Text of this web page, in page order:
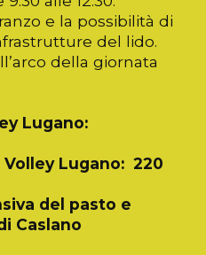
e la possibilità di
del lido.
della giornata
Lugano:
Lugano: 220
del pasto e
Caslano